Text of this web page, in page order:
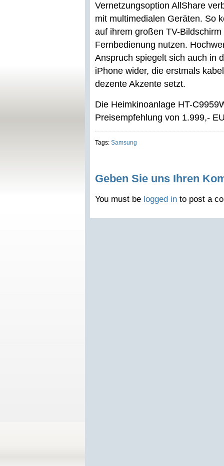
Vernetzungsoption AllShare
mit multimedialen Geräten. So
auf ihrem großen TV-
Fernbedienung nutzen.
Anspruch spiegelt sich auch in
iPhone wider, die erstmals
dezente Akzente setzt.
Die Heimkinoanlage HT-
Preisempfehlung von 1.999,-
Tags: Samsung
Geben Sie uns Ihren
You must be logged in to post a